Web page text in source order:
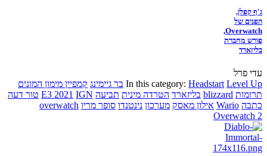
ג'ף קפלן,
הפנים של
Overwatch,
פורש מחברת
בליזארד
עדי פרל
In this category: Headstart Level Up בר גיימינג קמפיין מימון המונים
תרומות blizzard בליזארד הטרדה מינית תביעה E3 2021 IGN
טור דעה
כתבה Wario אילון מאסק מערכון נינטנדו סופר מריו overwatch
Overwatch 2